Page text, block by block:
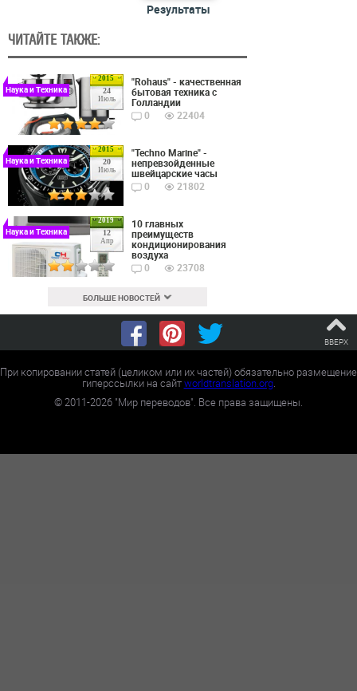
Результаты
ЧИТАЙТЕ ТАКЖЕ:
2015
24
Июль
Наука и Техника
"Rohaus" - качественная
бытовая техника с
Голландии
0
22404
2015
20
Июль
Наука и Техника
"Techno Marine" -
непревзойденные
швейцарские часы
0
21802
2019
12
Апр
Наука и Техника
10 главных
преимуществ
кондиционирования
воздуха
0
23708
БОЛЬШЕ НОВОСТЕЙ
ВВЕРХ
При копировании статей (целиком или их частей) обязательно размещение
гиперссылки на сайтworldtranslation.org.
©2011-2026 "Мир переводов". Все права защищены.